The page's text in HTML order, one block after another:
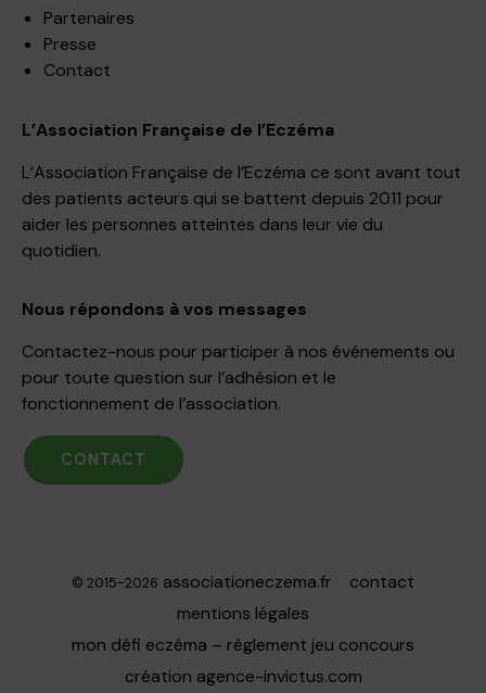
Partenaires
Presse
Contact
L’Association Française de l’Eczéma
L’Association Française de l’Eczéma ce sont avant tout
des patients acteurs qui se battent depuis 2011 pour
aider les personnes atteintes dans leur vie du
quotidien.
Nous répondons à vos messages
Contactez-nous pour participer à nos événements ou
pour toute question sur l’adhésion et le
fonctionnement de l’association.
CONTACT
© 2015-2026 associationeczema.fr
contact
mentions légales
mon défi eczéma – règlement jeu concours
création agence-invictus.com